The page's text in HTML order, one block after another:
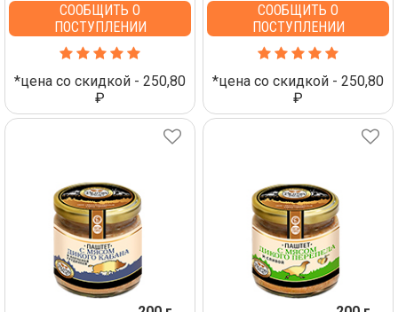
СООБЩИТЬ О
ПОСТУПЛЕНИИ
*цена со скидкой - 250,80
₽
СООБЩИТЬ О
ПОСТУПЛЕНИИ
*цена со скидкой - 250,80
₽